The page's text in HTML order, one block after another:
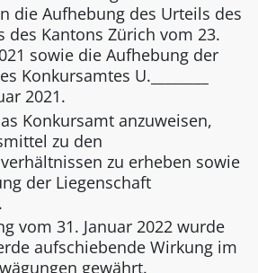
die Aufhebung des Urteils des
des Kantons Zürich vom 23.
sowie die Aufhebung der
Konkursamtes U.________
2021.
Konkursamt anzuweisen,
zu den
zu erheben sowie
der Liegenschaft
vom 31. Januar 2022 wurde
aufschiebende Wirkung im
gewährt.